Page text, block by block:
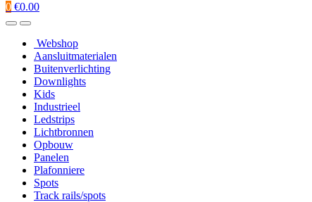
0 €0.00
Webshop
Aansluitmaterialen
Buitenverlichting
Downlights
Kids
Industrieel
Ledstrips
Lichtbronnen
Opbouw
Panelen
Plafonniere
Spots
Track rails/spots